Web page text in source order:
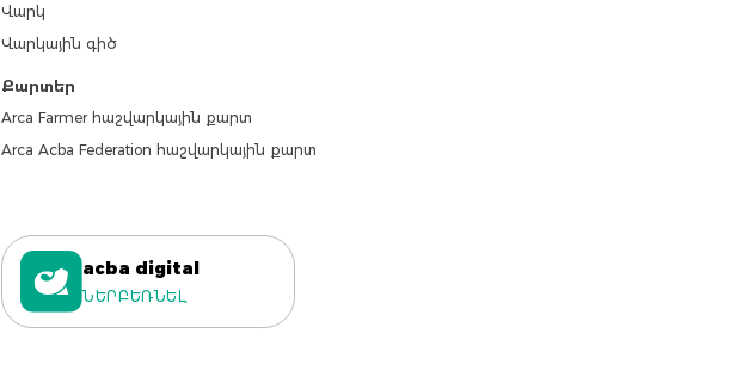
Վարկ
Վարկային գիծ
Քարտեր
Arca Farmer հաշվարկային քարտ
Arca Acba Federation հաշվարկային քարտ
acba digital
ՆԵՐԲԵՌՆԵԼ